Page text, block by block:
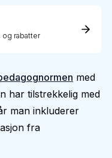
og rabatter
med
har tilstrekkelig med
man inkluderer
fra